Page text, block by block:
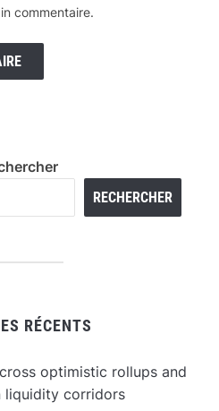
commentaire.
RECHERCHER
RÉCENTS
optimistic rollups and
liquidity corridors